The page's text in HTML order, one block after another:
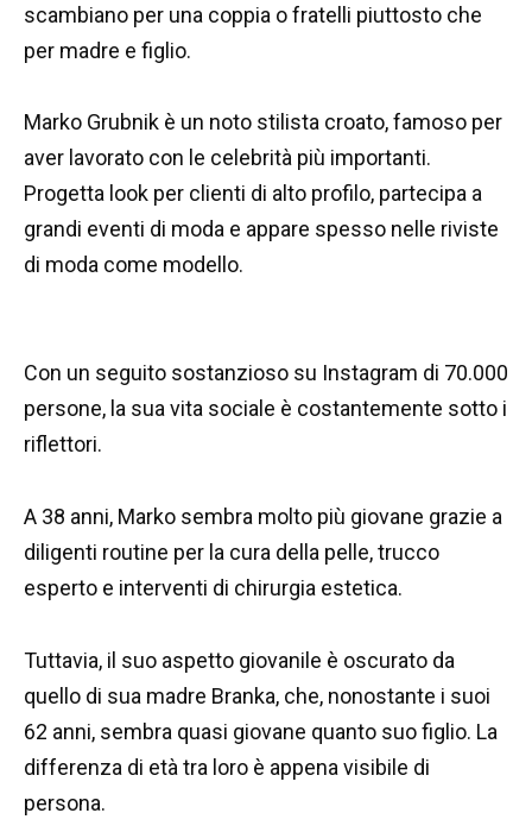
scambiano per una coppia o fratelli piuttosto che
per madre e figlio.
Marko Grubnik è un noto stilista croato, famoso per
aver lavorato con le celebrità più importanti.
Progetta look per clienti di alto profilo, partecipa a
grandi eventi di moda e appare spesso nelle riviste
di moda come modello.
Con un seguito sostanzioso su Instagram di 70.000
persone, la sua vita sociale è costantemente sotto i
riflettori.
A 38 anni, Marko sembra molto più giovane grazie a
diligenti routine per la cura della pelle, trucco
esperto e interventi di chirurgia estetica.
Tuttavia, il suo aspetto giovanile è oscurato da
quello di sua madre Branka, che, nonostante i suoi
62 anni, sembra quasi giovane quanto suo figlio. La
differenza di età tra loro è appena visibile di
persona.